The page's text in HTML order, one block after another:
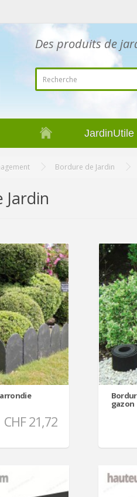
Des produits de
JardinUtile
Bordure de Jardin
Jardin
CHF 21,72
gazon